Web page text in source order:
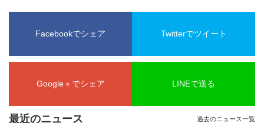
Facebookでシェア Twitterでツイート
Google＋でシェア LINEで送る
最近のニュース 過去のニュース一覧